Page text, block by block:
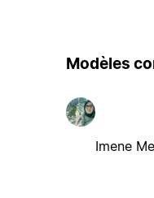
Modèles
Imene